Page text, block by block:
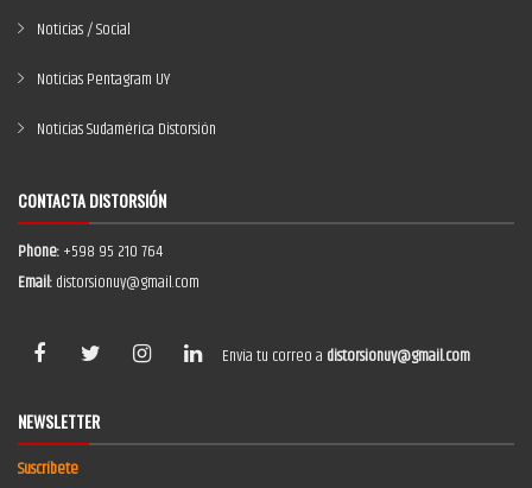
Noticias / Social
Noticias Pentagram UY
Noticias Sudamérica Distorsión
CONTACTA DISTORSIÓN
Phone:+598 95 210 764
Email:distorsionuy@gmail.com
Envía tu correo a distorsionuy@gmail.com
NEWSLETTER
Suscríbete